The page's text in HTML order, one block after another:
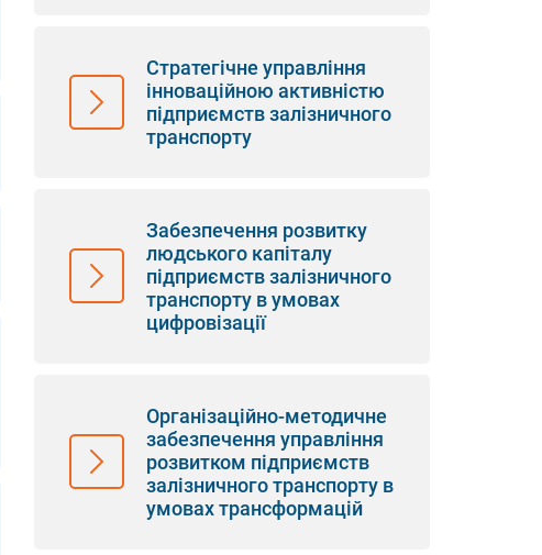
Стратегічне управління
інноваційною активністю
підприємств залізничного
транспорту
Забезпечення розвитку
людського капіталу
підприємств залізничного
транспорту в умовах
цифровізації
Організаційно-методичне
забезпечення управління
розвитком підприємств
залізничного транспорту в
умовах трансформацій